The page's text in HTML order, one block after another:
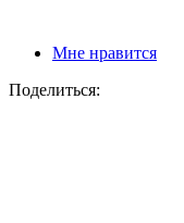
Мне нравится
Поделиться: